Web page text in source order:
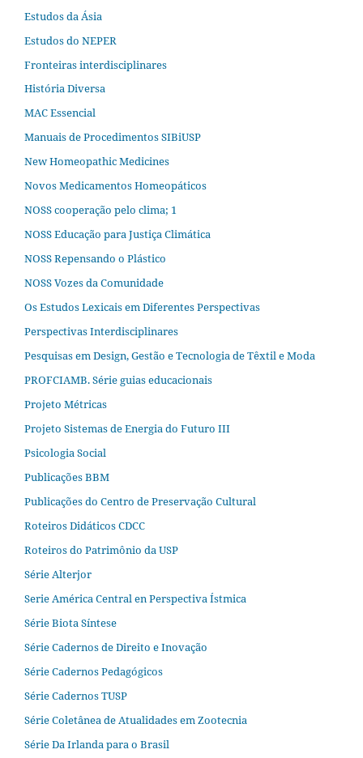
Estudos da Ásia​
Estudos do NEPER
Fronteiras interdisciplinares
História Diversa
MAC Essencial
Manuais de Procedimentos SIBiUSP
New Homeopathic Medicines
Novos Medicamentos Homeopáticos
NOSS cooperação pelo clima; 1
NOSS Educação para Justiça Climática
NOSS Repensando o Plástico
NOSS Vozes da Comunidade
Os Estudos Lexicais em Diferentes Perspectivas
Perspectivas Interdisciplinares
Pesquisas em Design, Gestão e Tecnologia de Têxtil e Moda
PROFCIAMB. Série guias educacionais
Projeto Métricas
Projeto Sistemas de Energia do Futuro III
Psicologia Social
Publicações BBM
Publicações do Centro de Preservação Cultural
Roteiros Didáticos CDCC
Roteiros do Patrimônio da USP
Série Alterjor
Serie América Central en Perspectiva Ístmica
Série Biota Síntese
Série Cadernos de Direito e Inovação
Série Cadernos Pedagógicos
Série Cadernos TUSP
Série Coletânea de Atualidades em Zootecnia
Série Da Irlanda para o Brasil